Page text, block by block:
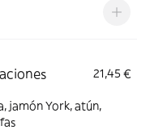
21,45 €
jamón York, atún,